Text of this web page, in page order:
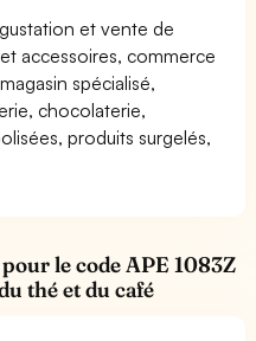
et vente de
accessoires, commerce
spécialisé,
chocolaterie,
produits surgelés,
le code APE 1083Z
thé et du café